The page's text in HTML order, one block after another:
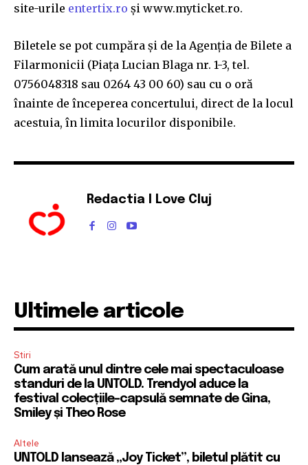
site-urile entertix.ro şi www.myticket.ro.
Biletele se pot cumpăra şi de la Agenţia de Bilete a
Filarmonicii (Piaţa Lucian Blaga nr. 1-3, tel.
0756048318 sau 0264 43 00 60) sau cu o oră
înainte de începerea concertului, direct de la locul
acestuia, în limita locurilor disponibile.
Redactia I Love Cluj
Ultimele articole
Stiri
Cum arată unul dintre cele mai spectaculoase
standuri de la UNTOLD. Trendyol aduce la
festival colecțiile-capsulă semnate de Gina,
Smiley și Theo Rose
Altele
UNTOLD lansează „Joy Ticket”, biletul plătit cu